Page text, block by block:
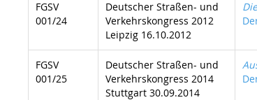
FGSV
001/24
Deutscher Straßen- und
Verkehrskongress 2012
Leipzig 16.10.2012
FGSV
001/25
Deutscher Straßen- und
Verkehrskongress 2014
Stuttgart 30.09.2014